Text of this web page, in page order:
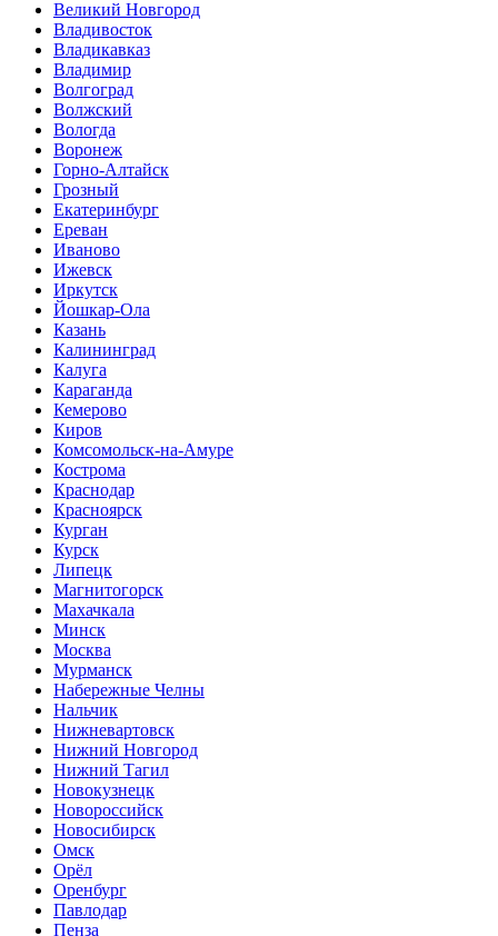
Великий Новгород
Владивосток
Владикавказ
Владимир
Волгоград
Волжский
Вологда
Воронеж
Горно-Алтайск
Грозный
Екатеринбург
Ереван
Иваново
Ижевск
Иркутск
Йошкар-Ола
Казань
Калининград
Калуга
Караганда
Кемерово
Киров
Комсомольск-на-Амуре
Кострома
Краснодар
Красноярск
Курган
Курск
Липецк
Магнитогорск
Махачкала
Минск
Москва
Мурманск
Набережные Челны
Нальчик
Нижневартовск
Нижний Новгород
Нижний Тагил
Новокузнецк
Новороссийск
Новосибирск
Омск
Орёл
Оренбург
Павлодар
Пенза